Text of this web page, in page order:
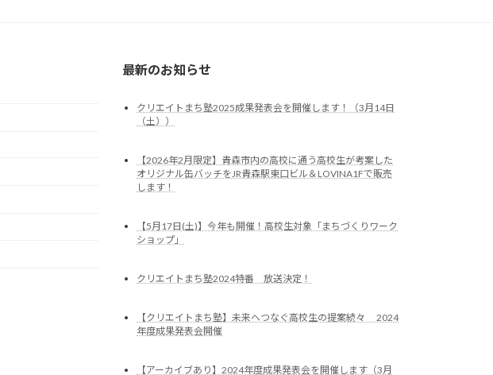
最新のお知らせ
クリエイトまち塾2025成果発表会を開催します！（3月14日
（土））
【2026年2月限定】青森市内の高校に通う高校生が考案した
オリジナル缶バッチをJR青森駅東口ビル＆LOVINA1Fで販売
します！
【5月17日(土)】今年も開催！高校生対象「まちづくりワーク
ショップ」
クリエイトまち塾2024特番 放送決定！
【クリエイトまち塾】未来へつなぐ高校生の提案続々 2024
年度成果発表会開催
【アーカイブあり】2024年度成果発表会を開催します（3月